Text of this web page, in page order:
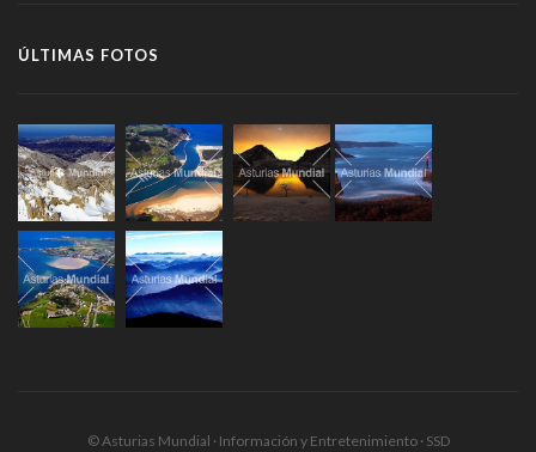
ÚLTIMAS FOTOS
© Asturias Mundial · Información y Entretenimiento · SSD